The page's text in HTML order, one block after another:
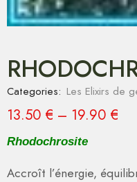
Categories: Les Elixirs de
13.50 € – 19.90 €
Rhodochrosite
Accroît l’énergie,